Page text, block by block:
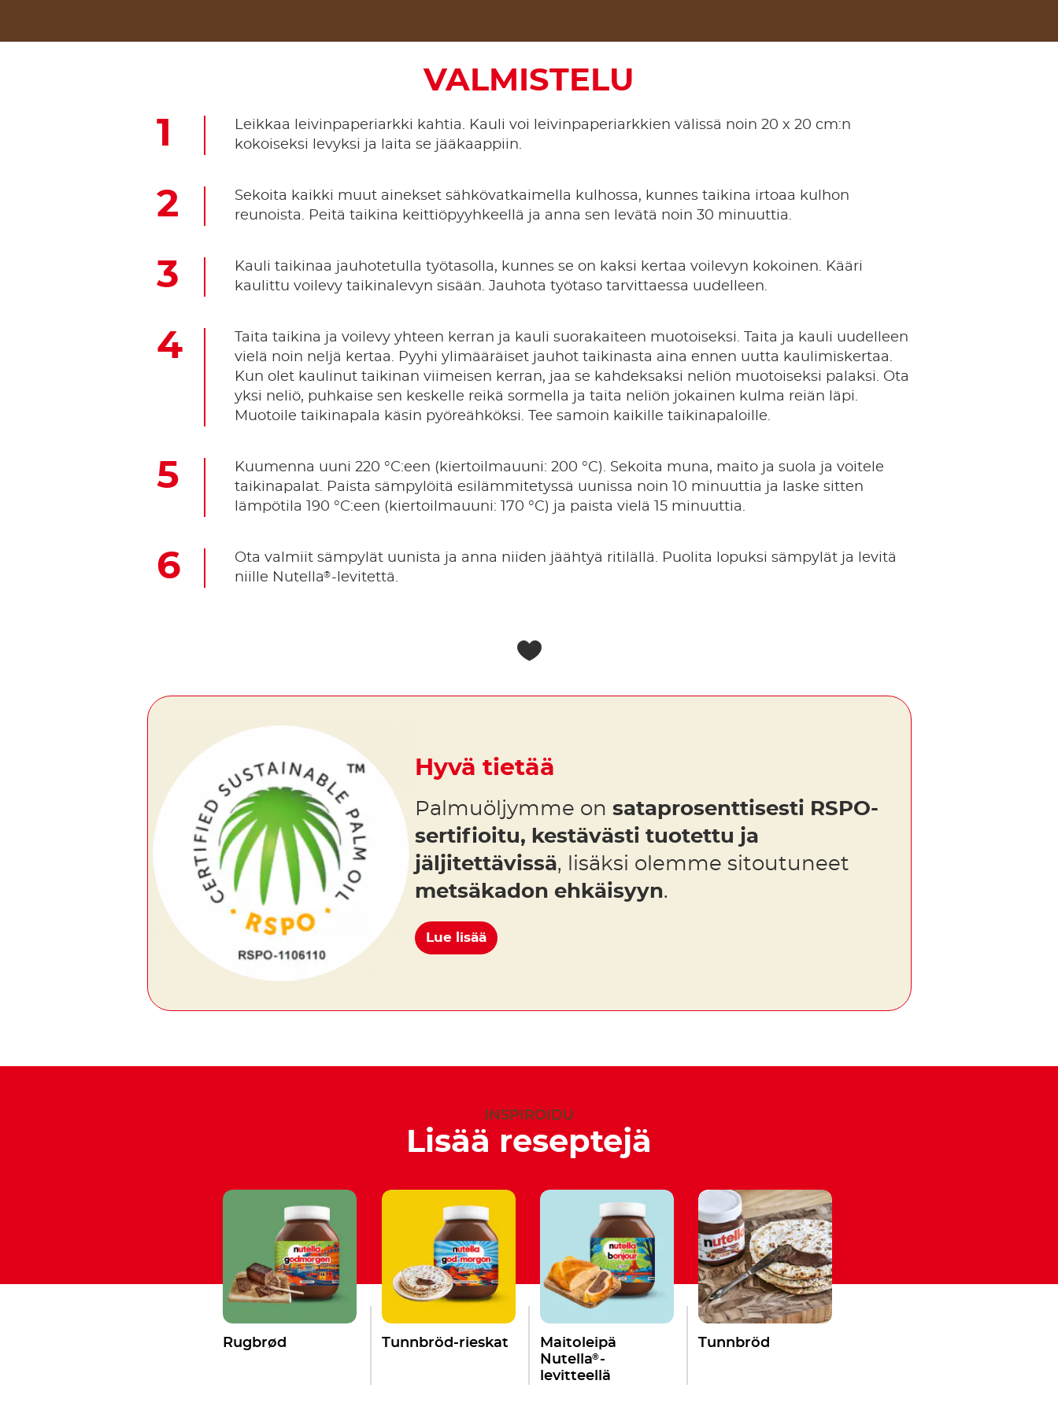
VALMISTELU
Leikkaa leivinpaperiarkki kahtia. Kauli voi leivinpaperiarkkien välissä noin 20 x 20 cm:n
kokoiseksi levyksi ja laita se jääkaappiin. ​
Sekoita kaikki muut ainekset sähkövatkaimella kulhossa, kunnes taikina irtoaa kulhon
reunoista. Peitä taikina keittiöpyyhkeellä ja anna sen levätä noin 30 minuuttia.
Kauli taikinaa jauhotetulla työtasolla, kunnes se on kaksi kertaa voilevyn kokoinen. Kääri
kaulittu voilevy taikinalevyn sisään. Jauhota työtaso tarvittaessa uudelleen.
Taita taikina ja voilevy yhteen kerran ja kauli suorakaiteen muotoiseksi. Taita ja kauli uudelleen
vielä noin neljä kertaa. Pyyhi ylimääräiset jauhot taikinasta aina ennen uutta kaulimiskertaa.
Kun olet kaulinut taikinan viimeisen kerran, jaa se kahdeksaksi neliön muotoiseksi palaksi. Ota
yksi neliö, puhkaise sen keskelle reikä sormella ja taita neliön jokainen kulma reiän läpi.
Muotoile taikinapala käsin pyöreähköksi. Tee samoin kaikille taikinapaloille.
Kuumenna uuni 220 °C:een (kiertoilmauuni: 200 °C). Sekoita muna, maito ja suola ja voitele
taikinapalat. Paista sämpylöitä esilämmitetyssä uunissa noin 10 minuuttia ja laske sitten
lämpötila 190 °C:een (kiertoilmauuni: 170 °C) ja paista vielä 15 minuuttia.
Ota valmiit sämpylät uunista ja anna niiden jäähtyä ritilällä. Puolita lopuksi sämpylät ja levitä
niille Nutella®-levitettä.
Hyvä tietää
Palmuöljymme on sataprosenttisesti RSPO-
sertifioitu, kestävästi tuotettu ja
jäljitettävissä, lisäksi olemme sitoutuneet
metsäkadon ehkäisyyn.
Lue lisää
INSPIROIDU
Lisää reseptejä
Rugbrød Tunnbröd-rieskat
Maitoleipä
Nutella®-
levitteellä
Tunnbröd